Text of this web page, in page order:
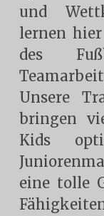
und
lernen
des
Unsere
bringen
Kids
eine tolle